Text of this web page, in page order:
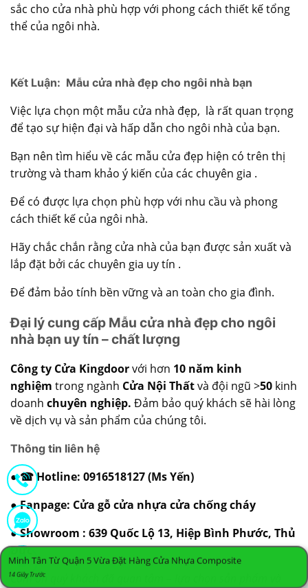
sắc cho cửa nhà phù hợp với phong cách thiết kế tổng
thể của ngôi nhà.
Kết Luận: Mẫu cửa nhà đẹp cho ngôi nhà bạn
Việc lựa chọn một mẫu cửa nhà đẹp, là rất quan trọng
để tạo sự hiện đại và hấp dẫn cho ngôi nhà của bạn.
Bạn nên tìm hiểu về các mẫu cửa đẹp hiện có trên thị
trường và tham khảo ý kiến của các chuyên gia .
Để có được lựa chọn phù hợp với nhu cầu và phong
cách thiết kế của ngôi nhà.
Hãy chắc chắn rằng cửa nhà của bạn được sản xuất và
lắp đặt bởi các chuyên gia uy tín .
Để đảm bảo tính bền vững và an toàn cho gia đình.
Đại lý cung cấp Mẫu cửa nhà đẹp cho ngôi
nhà bạn uy tín – chất lượng
Công ty Cửa Kingdoorvới hơn 10 năm kinh
nghiệm trong ngành Cửa Nội Thấtvà đội ngũ >50 kinh
doanh chuyên nghiệp. Đảm bảo quý khách sẽ hài lòng
về dịch vụ và sản phẩm của chúng tôi.
Thông tin liên hệ
● ☎ Hotline: 0916518127(Ms Yến)
● Fanpage: Cửa gỗ cửa nhựa cửa chống cháy
● Showroom : 639 Quốc Lộ 13, Hiệp Bình Phước, Thủ
Đức
Cảm ơn quý khách đã quan tâm – lựa chọn sản phẩm và
Minh Tân Từ Quận 5 Vừa Đặt Hàng Cửa Nhựa Composite
14 Giây Trước